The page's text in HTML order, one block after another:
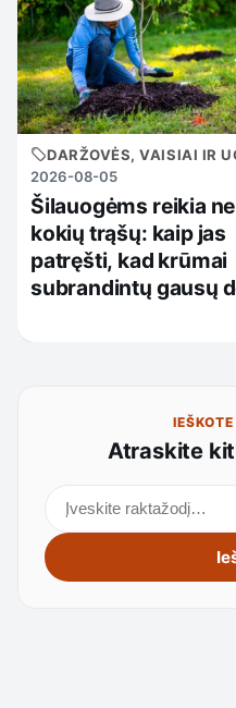
DARŽOVĖS, VAISIAI IR
2026-08-05
Šilauogėms reikia
kokių trąšų: kaip jas
patręšti, kad krūmai
subrandintų gausų
Atraskite